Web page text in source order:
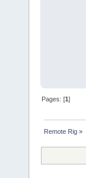
Pages: [1]
Remote Rig »